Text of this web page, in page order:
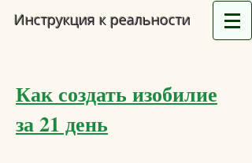
Инструкция к реальности
Как создать изобилие
за 21 день